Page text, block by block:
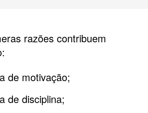
razões contribuem
de motivação;
de disciplina;